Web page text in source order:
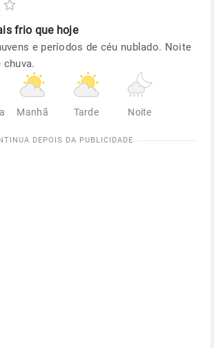
frio que hoje
e períodos de céu nublado. Noite
chuva.
Manhã Tarde Noite